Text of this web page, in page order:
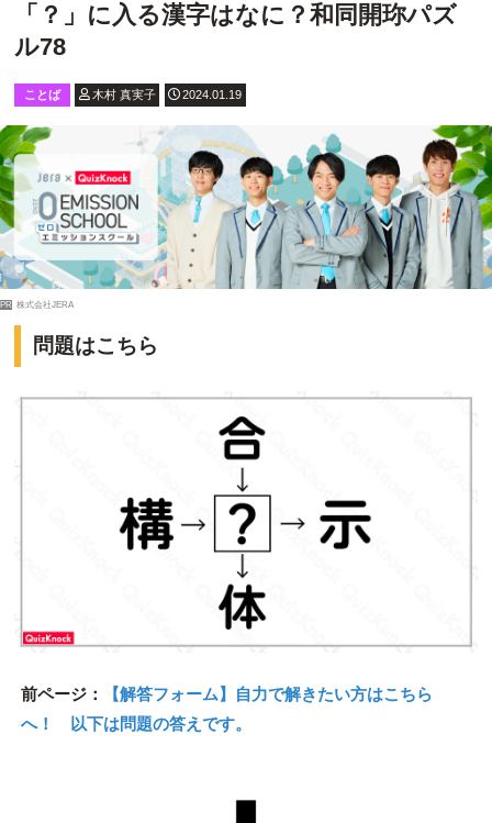
「？」に入る漢字はなに？和同開珎パズ
ル78
ことば 木村 真実子 2024.01.19
PR 株式会社JERA
問題はこちら
前ページ：
【解答フォーム】自力で解きたい方はこちら
へ！ 以下は問題の答えです。